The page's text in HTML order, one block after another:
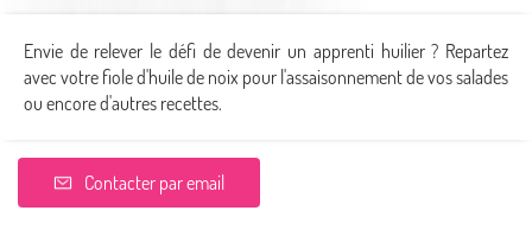
Envie de relever le défi de devenir un apprenti huilier ? Repartez
avec votre fiole d'huile de noix pour l'assaisonnement de vos salades
ou encore d'autres recettes.
Contacter par email